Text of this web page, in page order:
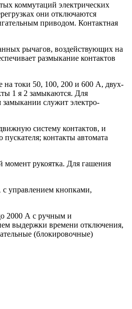
коммутаций электрических
они отключаются
приводом. Контактная
рычагов, воздействующих на
размыкание контактов
на токи 50, 100, 200 и 600 А, двух-
1 я 2 замыкаются. Для
служит электро-
систему контактов, и
контакты автомата
момент рукоятка. Для гашения
управлением кнопками,
2000 А с ручным и
выдержки времени отключения,
(блокировочные)